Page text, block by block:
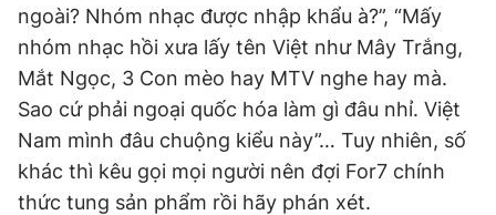
ngoài? Nhóm nhạc được nhập khẩu à?”, “Mấy
nhóm nhạc hồi xưa lấy tên Việt như Mây Trắng,
Mắt Ngọc, 3 Con mèo hay MTV nghe hay mà.
Sao cứ phải ngoại quốc hóa làm gì đâu nhỉ. Việt
Nam mình đâu chuộng kiểu này”… Tuy nhiên, số
khác thì kêu gọi mọi người nên đợi For7 chính
thức tung sản phẩm rồi hãy phán xét.